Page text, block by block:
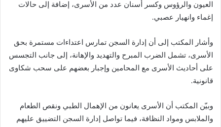
العيون والرؤوس وكسر أسنان عدد من الأسرى، إضافة إلى حالات
إغماء وانهيار عصبي.
وأشار المكتب إلى أن إدارة السجن تمارس اعتداءات مستمرة بحق
الأسرى، تشمل الضرب المبرح والتهديد والإهانة، إلى جانب التجسس
على أحاديث الأسرى مع المحامين وإجبار بعضهم على سحب شكاوى
قانونية.
وبيّن المكتب أن الأسرى يعانون من الإهمال الطبي ونقص الطعام
والملابس ومواد النظافة، فيما تواصل إدارة السجن التضييق عليهم